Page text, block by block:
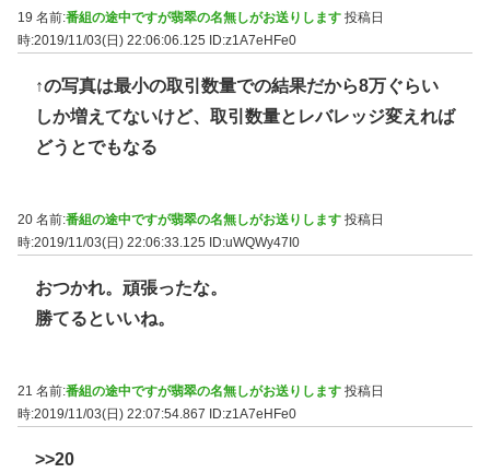
19 名前:番組の途中ですが翡翠の名無しがお送りします 投稿日
時:2019/11/03(日) 22:06:06.125
ID:z1A7eHFe0
↑の写真は最小の取引数量での結果だから8万ぐらい
しか増えてないけど、取引数量とレバレッジ変えれば
どうとでもなる
20 名前:番組の途中ですが翡翠の名無しがお送りします 投稿日
時:2019/11/03(日) 22:06:33.125
ID:uWQWy47I0
おつかれ。頑張ったな。
勝てるといいね。
21 名前:番組の途中ですが翡翠の名無しがお送りします 投稿日
時:2019/11/03(日) 22:07:54.867 ID:z1A7eHFe0
>>20